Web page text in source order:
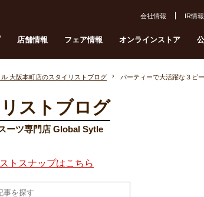
店舗情報 フェア情報 オンラインストア
会社情報 IR情報
大阪本町店のスタイリストブログ パーティーで大活躍な３ピ
ストブログ
ーツ専門店 Global Sytle
トスナップはこちら